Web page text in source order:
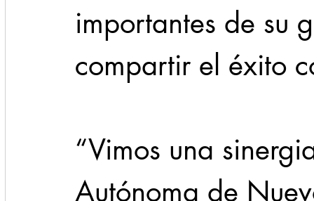
importantes de su
compartir el éxito
“Vimos una
Autónoma de